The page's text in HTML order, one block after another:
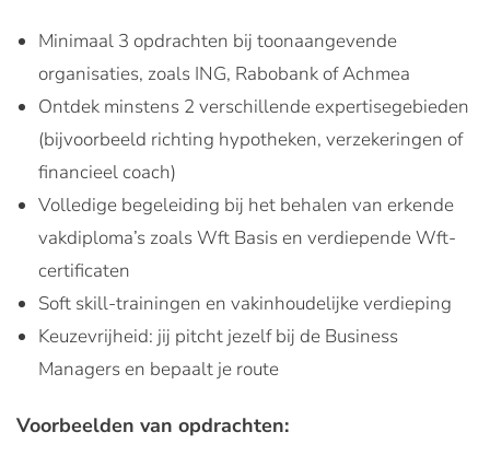
Minimaal 3 opdrachten bij toonaangevende
organisaties, zoals ING, Rabobank of Achmea
Ontdek minstens 2 verschillende expertisegebieden
(bijvoorbeeld richting hypotheken, verzekeringen of
financieel coach)
Volledige begeleiding bij het behalen van erkende
vakdiploma’s zoals Wft Basis en verdiepende Wft-
certificaten
Soft skill-trainingen en vakinhoudelijke verdieping
Keuzevrijheid: jij pitcht jezelf bij de Business
Managers en bepaalt je route
Voorbeelden van opdrachten: